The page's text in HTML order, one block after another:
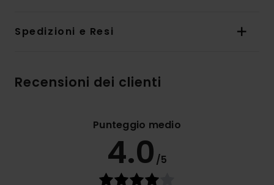
Spedizioni e Resi
Recensioni dei clienti
Punteggio medio
4.0 /5